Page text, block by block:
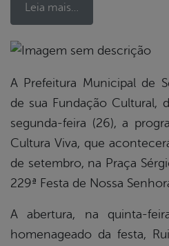
Leia mais…
A Prefeitura Municipal de
de sua Fundação Cultural,
segunda-feira (26), a
Cultura Viva, que
de setembro, na Praça
229ª Festa de Nossa
A abertura, na quinta-
homenageado da festa,